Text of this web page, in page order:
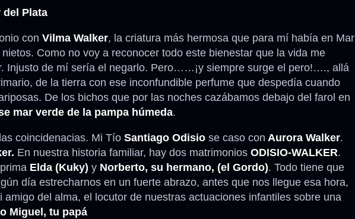
del Plata
con Vilma Walker, la criatura más hermosa que para mí había en Mar
Como no voy a reconocer todo este bienestar que la vida me
Injusto de mí sería el negarlo. Pero……¡y siempre surge el pero!…., allá
de la tierra con ese inconfundible perfume que despedía cuando
De los bichos que por las noches cazábamos debajo del farol en
mar verde de la pampa húmeda.
coincidenacias. Mi Tío Santiago Odisio se caso con Aurora Walker.
En nuestra historia familiar, hay dos matrimonios ODISIO-WALKER.
Elda (Kuky) y Norberto, su hermano, (el Gordo). Todo tiene que
día estrecharnos en un fuerte abrazo, antes que nos llegue esa hora,
del alma, el locutor de nuestras actuaciones infantiles sobre una
Miguel, tu papá